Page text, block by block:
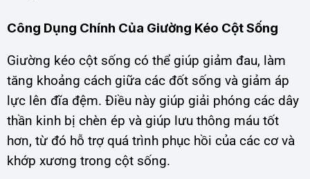
Công Dụng Chính Của Giường Kéo Cột Sống
Giường kéo cột sống có thể giúp giảm đau, làm
tăng khoảng cách giữa các đốt sống và giảm áp
lực lên đĩa đệm. Điều này giúp giải phóng các dây
thần kinh bị chèn ép và giúp lưu thông máu tốt
hơn, từ đó hỗ trợ quá trình phục hồi của các cơ và
khớp xương trong cột sống.